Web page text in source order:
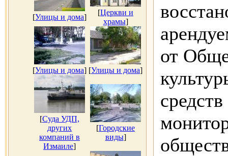
[Улицы и дома]
[Церкви и
храмы]
[Улицы и дома] [Улицы и дома]
[Суда УДП,
других
компаний в
Измаиле]
[Городские
виды]
от